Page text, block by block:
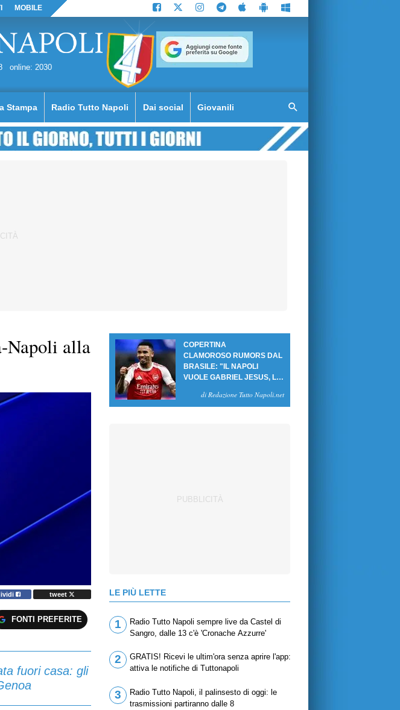
MOBILE
online: 2030
Stampa Radio Tutto Napoli Dai social Giovanili
Napoli alla
tweet
FONTI PREFERITE
fuori casa: gli
COPERTINA
CLAMOROSO RUMORS DAL
BRASILE: "IL NAPOLI
VUOLE GABRIEL JESUS, LE
di Redazione Tutto Napoli.net
LE PIÙ LETTE
1
Radio Tutto Napoli sempre live da Castel di
Sangro, dalle 13 c'è 'Cronache Azzurre'
2
GRATIS! Ricevi le ultim'ora senza aprire l'app:
attiva le notifiche di Tuttonapoli
3
Radio Tutto Napoli, il palinsesto di oggi: le
trasmissioni partiranno dalle 8